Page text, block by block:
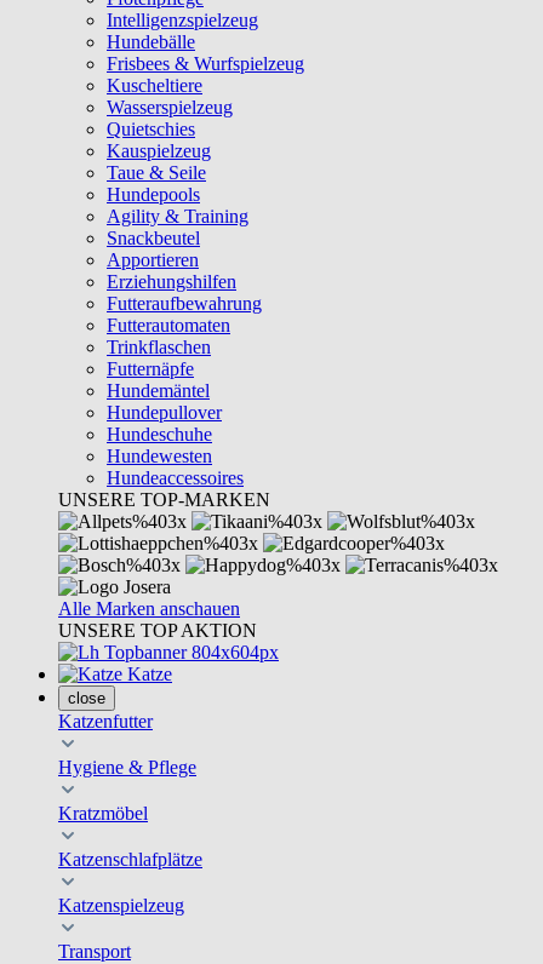
Intelligenzspielzeug
Hundebälle
Frisbees & Wurfspielzeug
Kuscheltiere
Wasserspielzeug
Quietschies
Kauspielzeug
Taue & Seile
Hundepools
Agility & Training
Snackbeutel
Apportieren
Erziehungshilfen
Futteraufbewahrung
Futterautomaten
Trinkflaschen
Futternäpfe
Hundemäntel
Hundepullover
Hundeschuhe
Hundewesten
Hundeaccessoires
UNSERE TOP-MARKEN
Alle Marken anschauen
UNSERE TOP AKTION
Katze
close
Katzenfutter
Hygiene & Pflege
Kratzmöbel
Katzenschlafplätze
Katzenspielzeug
Transport